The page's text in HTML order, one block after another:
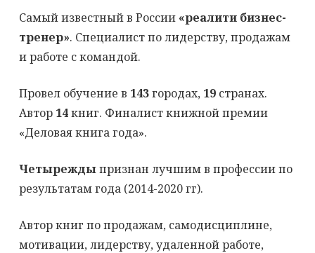
Самый известный в России «реалити бизнес-
тренер». Специалист по лидерству, продажам
и работе с командой.
Провел обучение в 143городах, 19странах.
Автор 14книг. Финалист книжной премии
«Деловая книга года».
Четыреждыпризнан лучшим в профессии по
результатам года (2014-2020 гг).
Автор книг по продажам, самодисциплине,
мотивации, лидерству, удаленной работе,